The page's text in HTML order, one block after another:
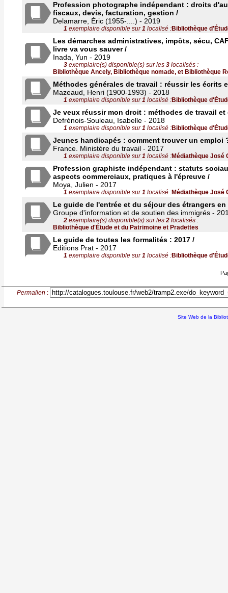
Profession photographe indépendant : droits
fiscaux, devis, facturation, gestion /
Delamarre, Éric (1955-....) - 2019
1 exemplaire disponible sur1 localisé :Bibliothèque
Les démarches administratives, impôts, sécu,
livre va vous sauver /
Inada, Yun - 2019
3exemplaire(s) disponible(s) sur les 3localisés :
Bibliothèque Ancely, Bibliothèque nomade, et Bibliothèque
Méthodes générales de travail : réussir les écrits
Mazeaud, Henri (1900-1993) - 2018
1 exemplaire disponible sur1 localisé :Bibliothèque
Je veux réussir mon droit : méthodes de travail et
Defrénois-Souleau, Isabelle - 2018
1 exemplaire disponible sur1 localisé :Bibliothèque
Jeunes handicapés : comment trouver un emploi
France. Ministère du travail - 2017
1 exemplaire disponible sur1 localisé :Médiathèque José
Profession graphiste indépendant : statuts
aspects commerciaux, pratiques à l'épreuve /
Moya, Julien - 2017
1 exemplaire disponible sur1 localisé :Médiathèque José
Le guide de l'entrée et du séjour des étrangers en
Groupe d'information et de soutien des immigrés -
2exemplaire(s) disponible(s) sur les2localisés :
Bibliothèque d'Étude et du Patrimoine et Pradettes
Le guide de toutes les formalités : 2017 /
Editions Prat - 2017
1 exemplaire disponible sur1 localisé :Bibliothèque
Permalien :
Site Web de la